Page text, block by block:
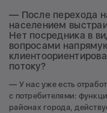
— После перехода
населением
Нет посредника в
вопросами
потоку?
— У нас уже есть
с потребителями:
районах города,